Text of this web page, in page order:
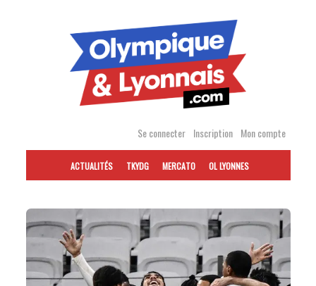
Se connecter Inscription Mon compte
ACTUALITÉS TKYDG MERCATO OL LYONNES